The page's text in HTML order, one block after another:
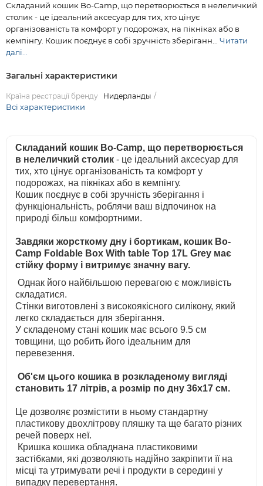
Складаний кошик Bo-Camp, що перетворюється в нелеличкий
столик - це ідеальний аксесуар для тих, хто цінує
організованість та комфорт у подорожах, на пікніках або в
кемпінгу. Кошик поєднує в собі зручність зберіганн... Читати
далі...
Загальні характеристики
Країна реєстрації бренду Нидерланды
Всі характеристики
Складаний кошик Bo-Camp, що перетворюється
в нелеличкий столик - це ідеальний аксесуар для
тих, хто цінує організованість та комфорт у
подорожах, на пікніках або в кемпінгу.
Кошик поєднує в собі зручність зберігання і
функціональність, роблячи ваш відпочинок на
природі більш комфортними.
Завдяки жорсткому дну і бортикам, кошик Bo-
Camp Foldable Box With table Top 17L Grey має
стійку форму і витримує значну вагу.
Однак його найбільшою перевагою є можливість
складатися.
Стінки виготовлені з високоякісного силікону, який
легко складається для зберігання.
У складеному стані кошик має всього 9.5 см
товщини, що робить його ідеальним для
перевезення.
Об'єм цього кошика в розкладеному вигляді
становить 17 літрів, а розмір по дну 36х17 см.
Це дозволяє розмістити в ньому стандартну
пластикову двохлітрову пляшку та ще багато різних
речей поверх неї.
Кришка кошика обладнана пластиковими
застібками, які дозволяють надійно закріпити її на
місці та утримувати речі і продукти в середині у
випадку перевертання.